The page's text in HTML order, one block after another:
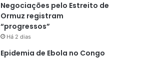
Negociações pelo Estreito de
Ormuz registram
“progressos”
Há 2 dias
Epidemia de Ebola no Congo